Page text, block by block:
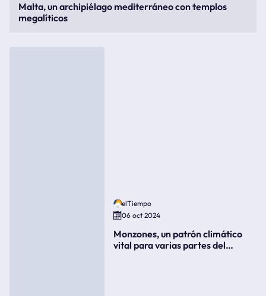
Malta, un archipiélago mediterráneo con templos
megalíticos
elTiempo
06 oct 2024
Monzones, un patrón climático
vital para varias partes del